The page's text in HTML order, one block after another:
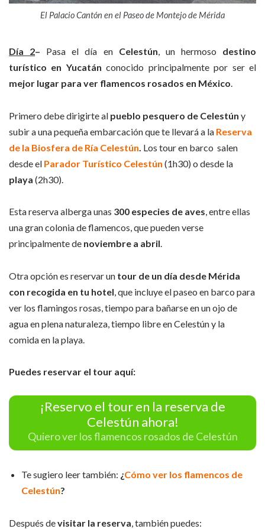
El Palacio Cantón en el Paseo de Montejo de Mérida
Día 2– Pasa el día enCelestún, un hermoso destino
turístico en Yucatán conocido principalmente por ser el
mejor lugar para ver flamencos rosados en México.
Primero debe dirigirte al pueblo pesquero de Celestún y
subir a una pequeña embarcación que te llevará a la Reserva
de la Biosfera de Ría Celestún Los tour en barco salen
desde el Parador Turístico Celestún (1h30) o desde la
playa (2h30).
Esta reserva alberga unas 300 especies de aves, entre ellas
una gran colonia de flamencos, que pueden verse
principalmente de noviembre a abril.
Otra opción es reservar un tour de un día desde Mérida
con recogida en tu hotel , que incluye el paseo en barco para
ver los flamingos rosas, tiempo para bañarse en un ojo de
agua en plena naturaleza, tiempo libre en Celestún y la
comida en la playa.
Puedes reservar el tour aquí:
¡Reservo el tour en la reserva de
Celestún ahora!
Quiero ver los flamencos rosados de Celestún
Te sugiero leer también: ¿Cómo ver los flamencos de
Celestún?
Después devisitar la reserva, también puedes: